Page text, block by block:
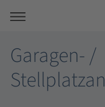
Garagen- /